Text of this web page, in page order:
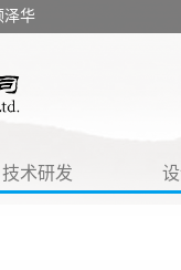
泽华
技术研发